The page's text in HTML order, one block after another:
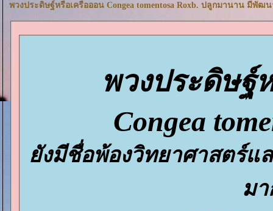
พวงประดิษฐ์หรือเครือออน Congea tomentosa Roxb. ปลูกมานาน มีพัฒ
พวงประดิษฐ์
Congea
งมีชื่อพ้องวิทยาศาสตร์แ
ม